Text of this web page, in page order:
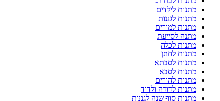
מתנות לילדים
מתנות לגננות
מתנות למורים
מתנה לסייעת
מתנות לכלה
מתנות לחתן
מתנות לסבתא
מתנות לסבא
מתנות להורים
מתנות לדודה ולדוד
מתנות סוף שנה לגננות